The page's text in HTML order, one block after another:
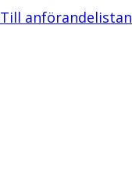
Till anförandelistan